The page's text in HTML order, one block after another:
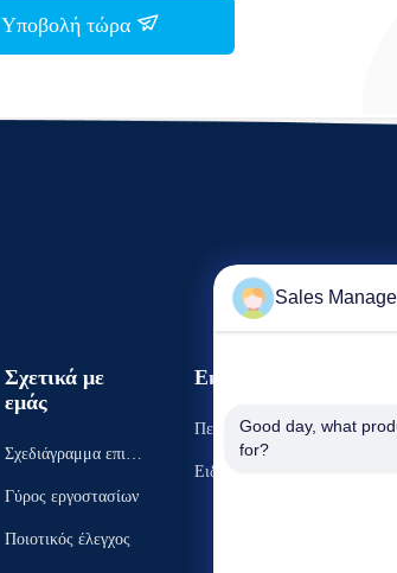
Υποβολή τώρα
Σχετικά με
εμάς
Σχεδιάγραμμα επιχεί
Γύρος εργοστασίων
Ποιοτικός έλεγχος
Εκδηλώσεις
Περιπτώσεις
Ειδήσεις
Sales
Good day, what
for?